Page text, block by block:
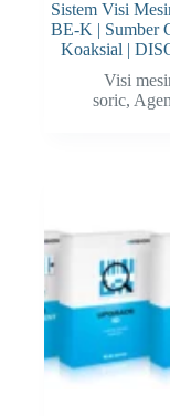
Sistem Visi
BE-K | Sumber
Koaksial |
Visi
soric,